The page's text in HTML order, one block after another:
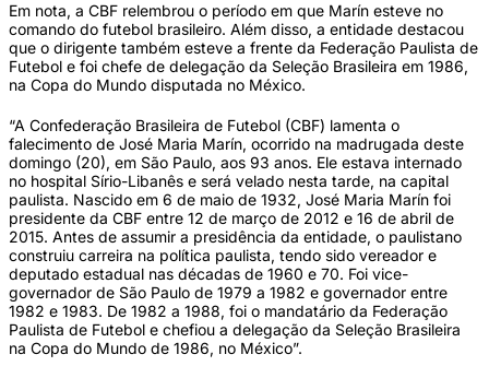
Em nota, a CBF relembrou o período em que Marín esteve no
comando do futebol brasileiro. Além disso, a entidade destacou
que o dirigente também esteve a frente da Federação Paulista de
Futebol e foi chefe de delegação da Seleção Brasileira em 1986,
na Copa do Mundo disputada no México.
“A Confederação Brasileira de Futebol (CBF) lamenta o
falecimento de José Maria Marín, ocorrido na madrugada deste
domingo (20), em São Paulo, aos 93 anos. Ele estava internado
no hospital Sírio-Libanês e será velado nesta tarde, na capital
paulista. Nascido em 6 de maio de 1932, José Maria Marín foi
presidente da CBF entre 12 de março de 2012 e 16 de abril de
2015. Antes de assumir a presidência da entidade, o paulistano
construiu carreira na política paulista, tendo sido vereador e
deputado estadual nas décadas de 1960 e 70. Foi vice-
governador de São Paulo de 1979 a 1982 e governador entre
1982 e 1983. De 1982 a 1988, foi o mandatário da Federação
Paulista de Futebol e chefiou a delegação da Seleção Brasileira
na Copa do Mundo de 1986, no México”.